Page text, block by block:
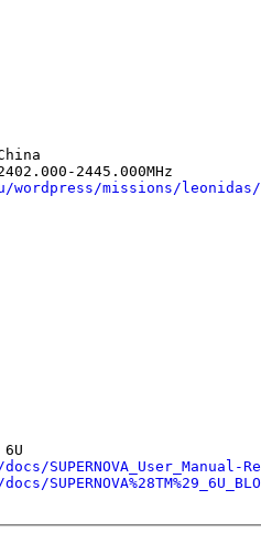
missions/leonidas/
SUPERNOVA_User_Manual-